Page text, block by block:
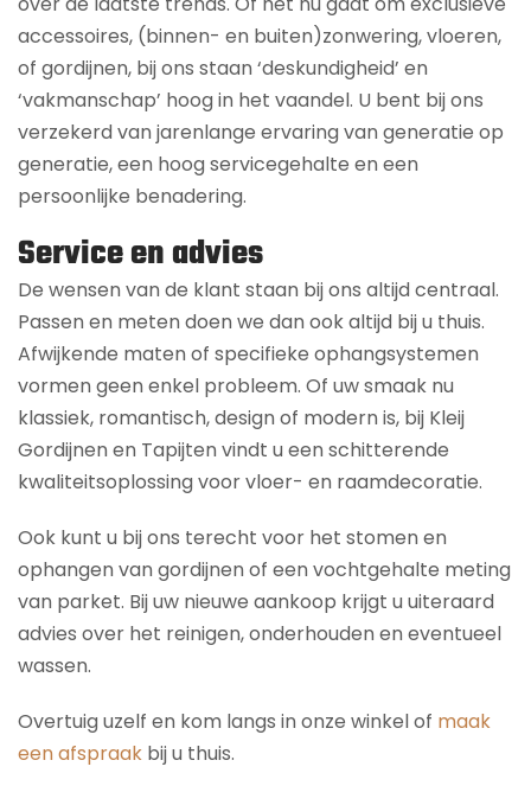
accessoires, (binnen- en buiten)zonwering, vloeren,
of gordijnen, bij ons staan ‘deskundigheid’ en
‘vakmanschap’ hoog in het vaandel. U bent bij ons
verzekerd van jarenlange ervaring van generatie op
generatie, een hoog servicegehalte en een
persoonlijke benadering.
Service en advies
De wensen van de klant staan bij ons altijd centraal.
Passen en meten doen we dan ook altijd bij u thuis.
Afwijkende maten of specifieke ophangsystemen
vormen geen enkel probleem. Of uw smaak nu
klassiek, romantisch, design of modern is, bij Kleij
Gordijnen en Tapijten vindt u een schitterende
kwaliteitsoplossing voor vloer- en raamdecoratie.
Ook kunt u bij ons terecht voor het stomen en
ophangen van gordijnen of een vochtgehalte meting
van parket. Bij uw nieuwe aankoop krijgt u uiteraard
advies over het reinigen, onderhouden en eventueel
wassen.
Overtuig uzelf en kom langs in onze winkel of maak
een afspraak bij u thuis.